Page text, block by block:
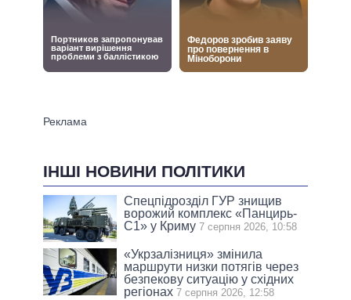
ІНШІ НОВИНИ ПОЛІТИКИ
Спецпідрозділ ГУР знищив
ворожий комплекс «Панцирь-
С1» у Криму 7 серпня 2026, 10:58
«Укрзалізниця» змінила
маршрути низки потягів через
безпекову ситуацію у східних
регіонах 7 серпня 2026, 12:58